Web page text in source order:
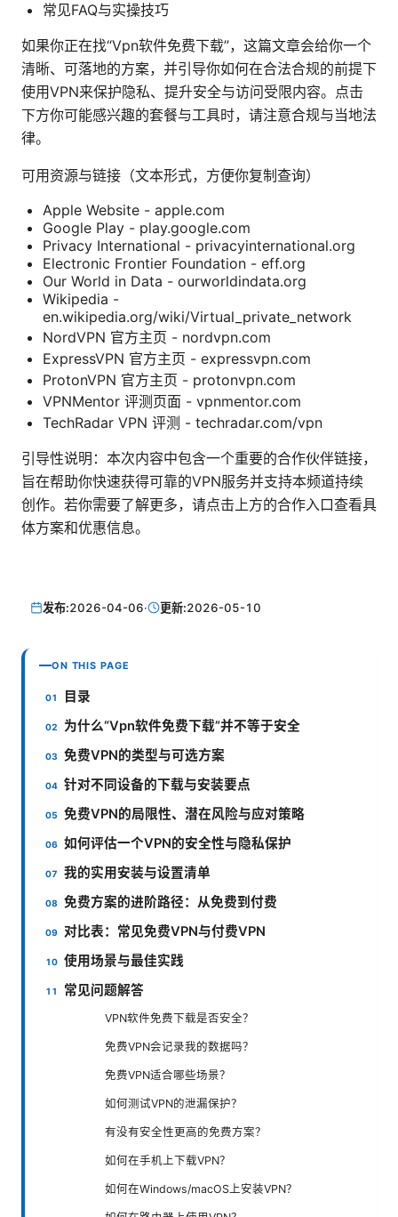
常见FAQ与实操技巧
如果你正在找“Vpn软件免费下载”，这篇文章会给你一个
清晰、可落地的方案，并引导你如何在合法合规的前提下
使用VPN来保护隐私、提升安全与访问受限内容。点击
下方你可能感兴趣的套餐与工具时，请注意合规与当地法
律。
可用资源与链接（文本形式，方便你复制查询）
Apple Website - apple.com
Google Play - play.google.com
Privacy International - privacyinternational.org
Electronic Frontier Foundation - eff.org
Our World in Data - ourworldindata.org
Wikipedia -
en.wikipedia.org/wiki/Virtual_private_network
NordVPN 官方主页 - nordvpn.com
ExpressVPN 官方主页 - expressvpn.com
ProtonVPN 官方主页 - protonvpn.com
VPNMentor 评测页面 - vpnmentor.com
TechRadar VPN 评测 - techradar.com/vpn
引导性说明：本次内容中包含一个重要的合作伙伴链接，
旨在帮助你快速获得可靠的VPN服务并支持本频道持续
创作。若你需要了解更多，请点击上方的合作入口查看具
体方案和优惠信息。
发布:2026-04-06· 更新:2026-05-10
ON THIS PAGE
目录
为什么“Vpn软件免费下载”并不等于安全
免费VPN的类型与可选方案
针对不同设备的下载与安装要点
免费VPN的局限性、潜在风险与应对策略
如何评估一个VPN的安全性与隐私保护
我的实用安装与设置清单
免费方案的进阶路径：从免费到付费
对比表：常见免费VPN与付费VPN
使用场景与最佳实践
常见问题解答
VPN软件免费下载是否安全？
免费VPN会记录我的数据吗？
免费VPN适合哪些场景？
如何测试VPN的泄漏保护？
有没有安全性更高的免费方案？
如何在手机上下载VPN？
如何在Windows/macOS上安装VPN？